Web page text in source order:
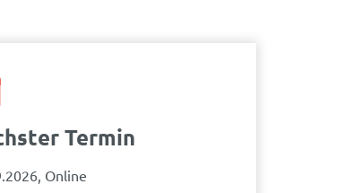
Termin
Online